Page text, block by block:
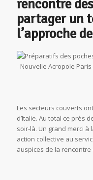
rencontre
partager un
l’approche
Les secteurs couverts
d’Italie. Au total ce près
soir-là. Un grand merci
action collective au
auspices de la